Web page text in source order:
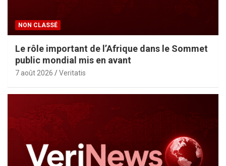
NON CLASSÉ
Le rôle important de l’Afrique dans le Sommet
public mondial mis en avant
7 août 2026 Veritatis